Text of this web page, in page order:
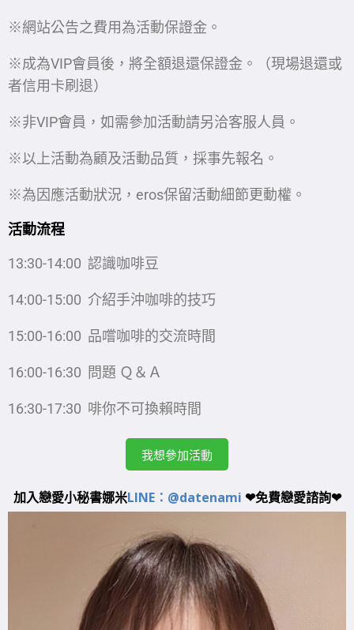
※網站公告之費用為活動保證金。
※成為VIP會員後，將全額退還保證金。（現場退還或
者信用卡刷退）
※非VIP會員，如需參加活動請另洽客服人員。
※以上活動為顧及活動品質，採事先報名。
※為因應活動狀況，eros保留活動細節更動權。
活動流程
13:30-14:00 認識咖啡豆
14:00-15:00 介紹手沖咖啡的技巧
15:00-16:00 品嚐咖啡的交流時間
16:00-16:30 問題 Ｑ＆Ａ
16:30-17:30 啡你不可換賴時間
我想參加活動
加入戀愛小秘書娜米LINE：@datenami ❤免費戀愛諮詢❤